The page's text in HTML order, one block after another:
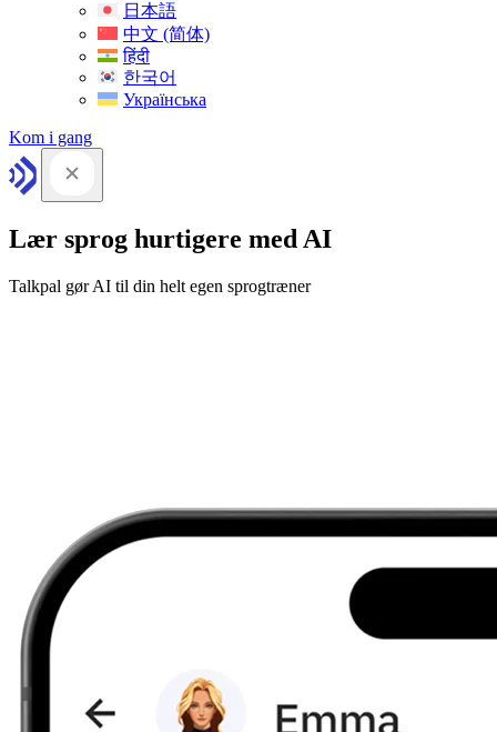
日本語
中文 (简体)
हिंदी
한국어
Українська
Kom i gang
Lær sprog hurtigere med AI
Talkpal gør AI til din helt egen sprogtræner